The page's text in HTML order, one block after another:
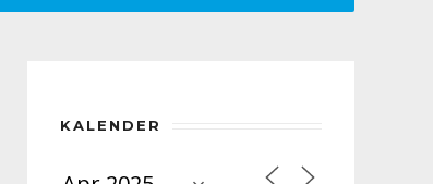
KALENDER